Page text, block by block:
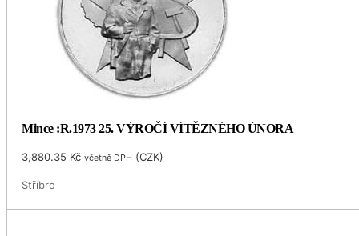
Mince :R.1973 25. VÝROČÍ VÍTĚZNÉHO ÚNORA
3,880.35 Kč včetně DPH (CZK)
Stříbro